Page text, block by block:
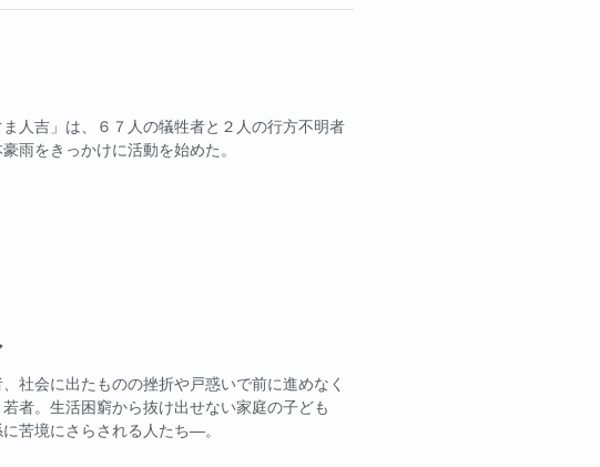
人吉」は、６７人の犠牲者と２人の行方不明者
雨をきっかけに活動を始めた。
社会に出たものの挫折や戸惑いで前に進めなく
者。生活困窮から抜け出せない家庭の子ども
苦境にさらされる人たち―。